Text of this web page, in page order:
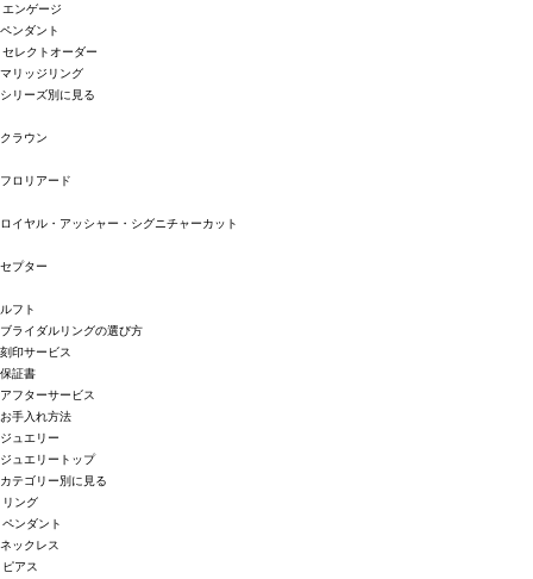
エンゲージ
ペンダント
セレクトオーダー
マリッジリング
シリーズ別に見る
クラウン
フロリアード
ロイヤル・アッシャー・シグニチャーカット
セプター
ルフト
ブライダルリングの選び方
刻印サービス
保証書
アフターサービス
お手入れ方法
ジュエリー
ジュエリートップ
カテゴリー別に見る
リング
ペンダント
ネックレス
ピアス